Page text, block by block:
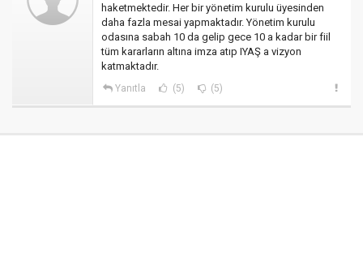
haketmektedir. Her bir yönetim kurulu üyesinden
daha fazla mesai yapmaktadır. Yönetim kurulu
odasına sabah 10 da gelip gece 10 a kadar bir fiil
tüm kararların altına imza atıp IYAŞ a vizyon
katmaktadır.
Yanıtla (5) (5)